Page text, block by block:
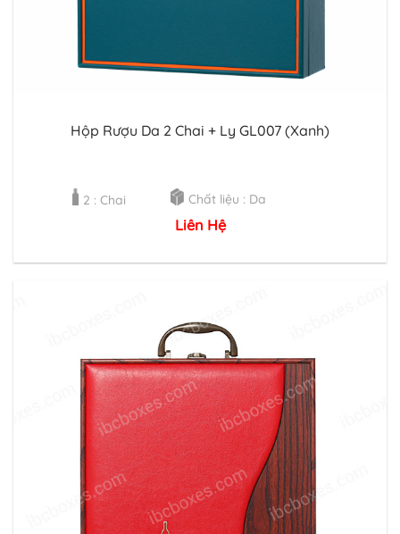
Hộp Rượu Da 2 Chai + Ly GL007 (Xanh)
2 : Chai Chất liệu : Da
Liên Hệ